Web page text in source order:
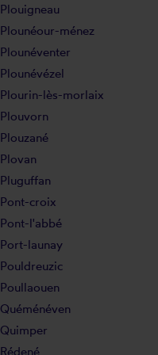
Plouigneau
Plounéour-ménez
Plounéventer
Plounévézel
Plourin-lès-morlaix
Plouvorn
Plouzané
Plovan
Pluguffan
Pont-croix
Pont-l'abbé
Port-launay
Pouldreuzic
Poullaouen
Quéménéven
Quimper
Rédené